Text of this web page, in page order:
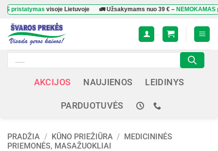
Skip
content
visoje Lietuvoje 🚛 Užsakymams nuo39 € –NEMOKAMAS
Products
search
AKCIJOS NAUJIENOS LEIDINYS
PARDUOTUVĖS
PRADŽIA / KŪNO PRIEŽIŪRA / MEDICININĖS
PRIEMONĖS, MASAŽUOKLIAI